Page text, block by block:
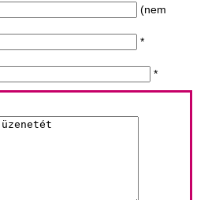
(nem
*
*